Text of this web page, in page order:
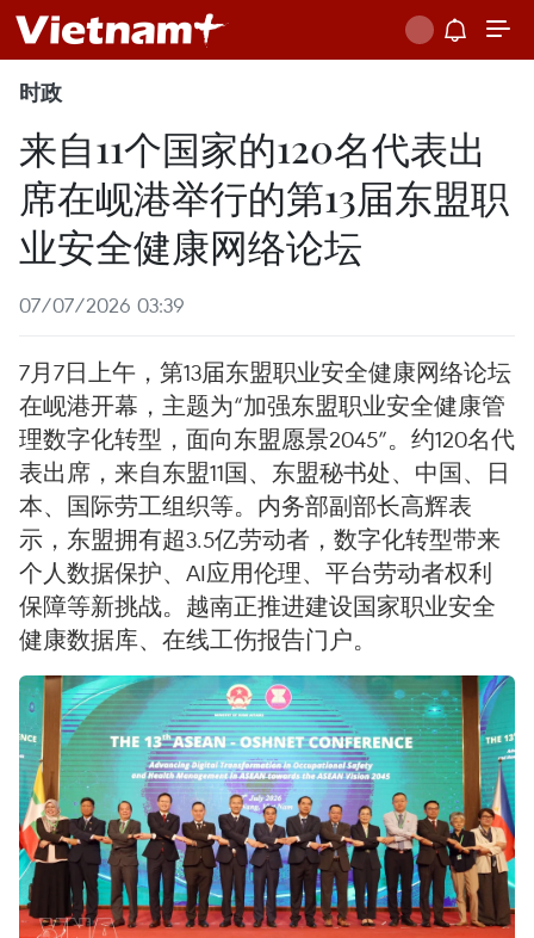
时政
来自11个国家的120名代表出
席在岘港举行的第13届东盟职
业安全健康网络论坛
07/07/2026 03:39
7月7日上午，第13届东盟职业安全健康网络论坛
在岘港开幕，主题为“加强东盟职业安全健康管
理数字化转型，面向东盟愿景2045”。约120名代
表出席，来自东盟11国、东盟秘书处、中国、日
本、国际劳工组织等。内务部副部长高辉表
示，东盟拥有超3.5亿劳动者，数字化转型带来
个人数据保护、AI应用伦理、平台劳动者权利
保障等新挑战。越南正推进建设国家职业安全
健康数据库、在线工伤报告门户。